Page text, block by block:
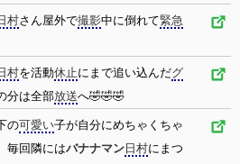
村さん屋外で撮影中に倒れて緊急
村を活動休止にまで追い込んだグ
分は全部放送へ🤣🤣🤣
の可愛い子が自分にめちゃくちゃ
毎回隣にはバナナマン 日村にまつ